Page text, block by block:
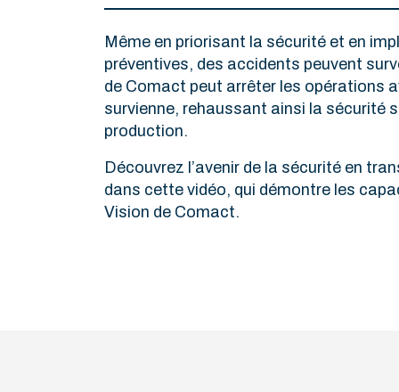
Même en priorisant la sécurité et en
préventives, des accidents peuvent
de Comact peut arrêter les opérations
survienne, rehaussant ainsi la sécurité
production.
Découvrez l’avenir de la sécurité en
dans cette vidéo, qui démontre les
Vision de Comact.